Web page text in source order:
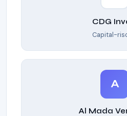
CDG
Capital-
A
Al Mada